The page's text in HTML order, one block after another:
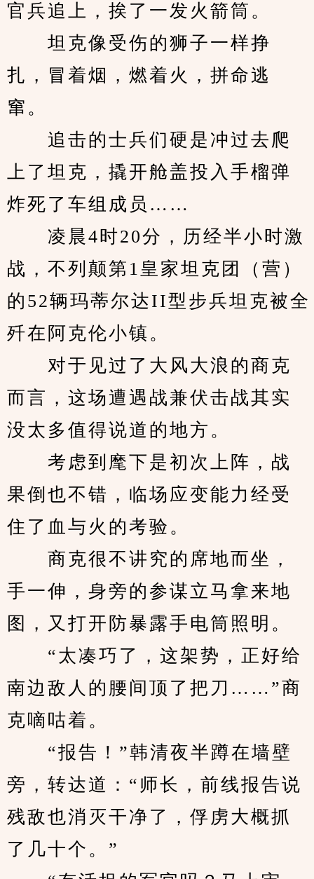
官兵追上，挨了一发火箭筒。
坦克像受伤的狮子一样挣
扎，冒着烟，燃着火，拼命逃
窜。
追击的士兵们硬是冲过去爬
上了坦克，撬开舱盖投入手榴弹
炸死了车组成员……
凌晨4时20分，历经半小时激
战，不列颠第1皇家坦克团（营）
的52辆玛蒂尔达II型步兵坦克被全
歼在阿克伦小镇。
对于见过了大风大浪的商克
而言，这场遭遇战兼伏击战其实
没太多值得说道的地方。
考虑到麾下是初次上阵，战
果倒也不错，临场应变能力经受
住了血与火的考验。
商克很不讲究的席地而坐，
手一伸，身旁的参谋立马拿来地
图，又打开防暴露手电筒照明。
“太凑巧了，这架势，正好给
南边敌人的腰间顶了把刀……”商
克嘀咕着。
“报告！”韩清夜半蹲在墙壁
旁，转达道：“师长，前线报告说
残敌也消灭干净了，俘虏大概抓
了几十个。”